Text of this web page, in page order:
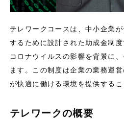
テレワークコースは、中小企業
するために設計された助成金制
コロナウイルスの影響を背景に
ます。この制度は企業の業務運
が快適に働ける環境を提供するこ
テレワークの概要